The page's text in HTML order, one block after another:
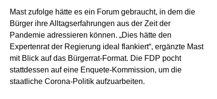
Mast zufolge hätte es ein Forum gebraucht, in dem die
Bürger ihre Alltagserfahrungen aus der Zeit der
Pandemie adressieren können. „Dies hätte den
Expertenrat der Regierung ideal flankiert“, ergänzte Mast
mit Blick auf das Bürgerrat-Format. Die FDP pocht
stattdessen auf eine Enquete-Kommission, um die
staatliche Corona-Politik aufzuarbeiten.